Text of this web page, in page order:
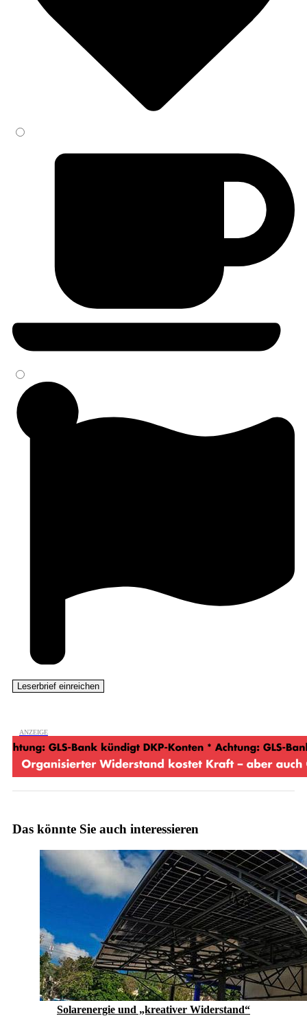
Das könnte Sie auch interessieren
Solarenergie und „kreativer Widerstand“